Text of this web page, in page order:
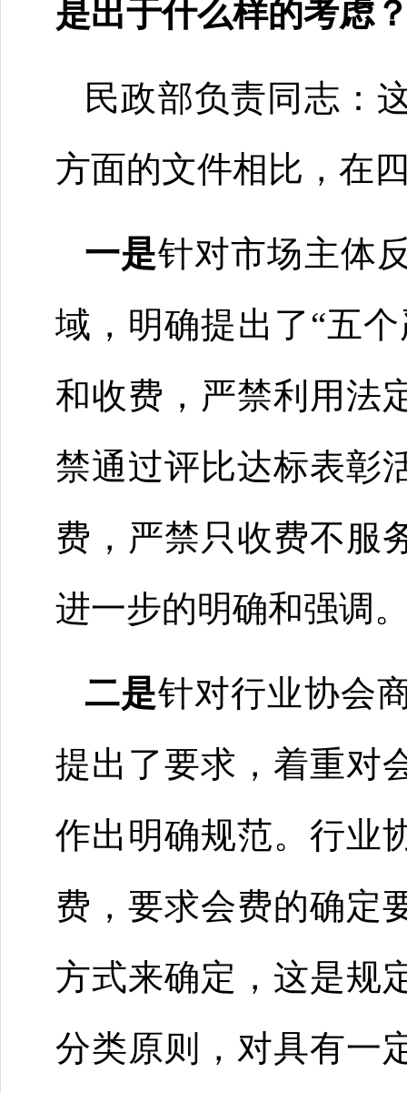
是出于什么样的考虑
民政部负责同志：
方面的文件相比，在
一是针对市场主体
域，明确提出了“五
和收费，严禁利用法
禁通过评比达标表彰
费，严禁只收费不服
进一步的明确和强调
二是针对行业协会
提出了要求，着重对
作出明确规范。行业
费，要求会费的确定
方式来确定，这是规
分类原则，对具有一